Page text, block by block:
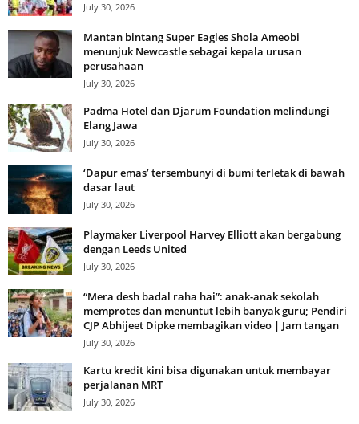
July 30, 2026
Mantan bintang Super Eagles Shola Ameobi
menunjuk Newcastle sebagai kepala urusan
perusahaan
July 30, 2026
Padma Hotel dan Djarum Foundation melindungi
Elang Jawa
July 30, 2026
‘Dapur emas’ tersembunyi di bumi terletak di bawah
dasar laut
July 30, 2026
Playmaker Liverpool Harvey Elliott akan bergabung
dengan Leeds United
July 30, 2026
“Mera desh badal raha hai”: anak-anak sekolah
memprotes dan menuntut lebih banyak guru; Pendiri
CJP Abhijeet Dipke membagikan video | Jam tangan
July 30, 2026
Kartu kredit kini bisa digunakan untuk membayar
perjalanan MRT
July 30, 2026